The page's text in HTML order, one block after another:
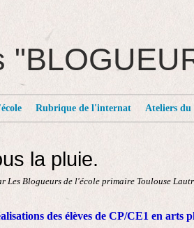
Rubrique de l'internat Ateliers du
la pluie.
Les Blogueurs de l'école primaire Toulouse
des élèves de CP/CE1 en arts